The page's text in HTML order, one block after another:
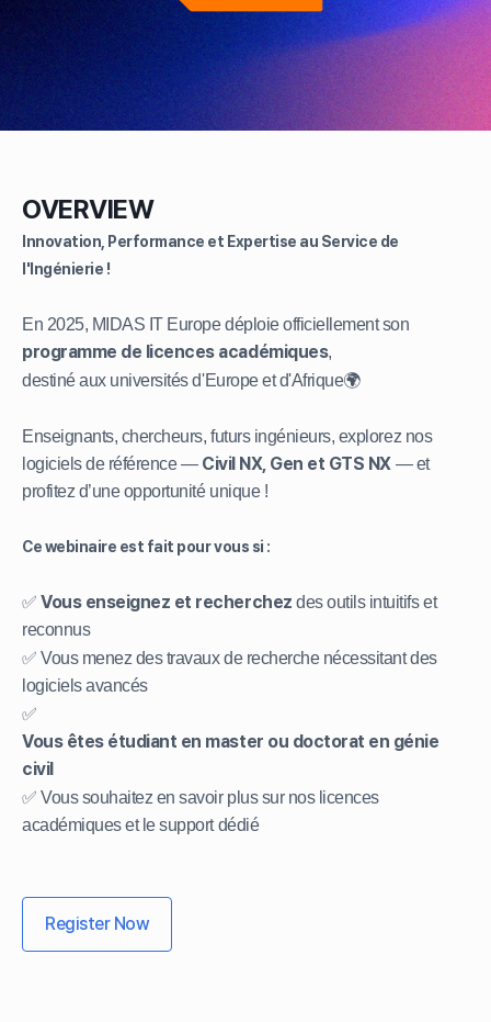
OVERVIEW
Innovation, Performance et Expertise au Service de
l'Ingénierie !
En 2025, MIDAS IT Europe déploie officiellement son
programme de licences académiques,
destiné aux universités d'Europe et d'Afrique🌍
Enseignants, chercheurs, futurs ingénieurs, explorez nos
logiciels de référence — Civil NX, Gen et GTS NX— et
profitez d’une opportunité unique !
Ce webinaire est fait pour vous si :
✅Vous enseignez et recherchez des outils intuitifs et
reconnus
✅ Vous menez des travaux de recherche nécessitant des
logiciels avancés
✅
Vous êtes étudiant en master ou doctorat en génie
civil
✅ Vous souhaitez en savoir plus sur nos licences
académiques et le support dédié
Register Now